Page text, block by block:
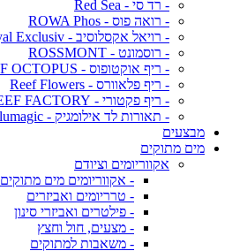
- רד סי - Red Sea
- רואה פוס - ROWA Phos
- רויאל אקסלוסיב - Royal Exclusiv
- רוסמונט - ROSSMONT
- ריף אוקטופוס - REEF OCTOPUS
- ריף פלאוורס - Reef Flowers
- ריף פקטורי - REEF FACTORY
- תאורות לד אילומגיק - Illumagic
מבצעים
מים מתוקים
אקווריומים וציודם
- אקווריומים מים מתוקים
- טרריומים ואביזרים
- פילטרים ואביזרי סינון
- מצעים, חול וחצץ
- משאבות למתוקים